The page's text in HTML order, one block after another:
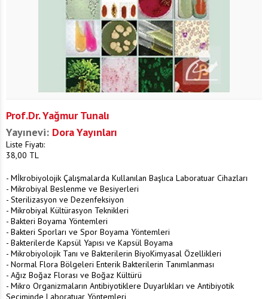
Prof.Dr. Yağmur Tunalı
Yayınevi: Dora Yayınları
Liste Fiyatı:
38,00 TL
- Mİkrobiyolojik Çalışmalarda Kullanılan Başlıca Laboratuar Cihazları
- Mikrobiyal Beslenme ve Besiyerleri
- Sterilizasyon ve Dezenfeksiyon
- Mikrobiyal Kültürasyon Teknikleri
- Bakteri Boyama Yöntemleri
- Bakteri Sporları ve Spor Boyama Yöntemleri
- Bakterilerde Kapsül Yapısı ve Kapsül Boyama
- Mikrobiyolojik Tanı ve Bakterilerin BiyoKimyasal Özellikleri
- Normal Flora Bölgeleri Enterik Bakterilerin Tanımlanması
- Ağız Boğaz Florası ve Boğaz Kültürü
- Mikro Organizmaların Antibiyotiklere Duyarlıkları ve Antibiyotik
Seçiminde Laboratuar Yöntemleri